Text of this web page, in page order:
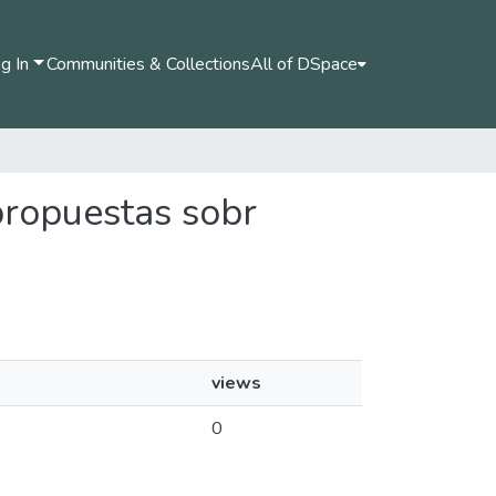
In Communities & CollectionsAll of DSpace
sobr
views
0